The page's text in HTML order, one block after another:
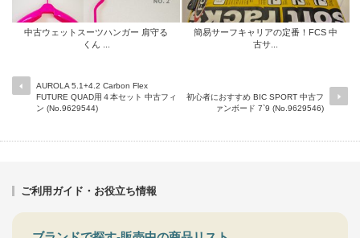
中古ウェットスーツハンガー 肩守る
くん ...
簡易サーフキャリアの定番！FCS 中
古サ...
AUROLA 5.1+4.2 Carbon Flex
FUTURE QUAD用４本セット 中古フィ
ン (No.9629544)
初心者におすすめ BIC SPORT 中古フ
ァンボード 7`9 (No.9629546)
ご利用ガイド・お役立ち情報